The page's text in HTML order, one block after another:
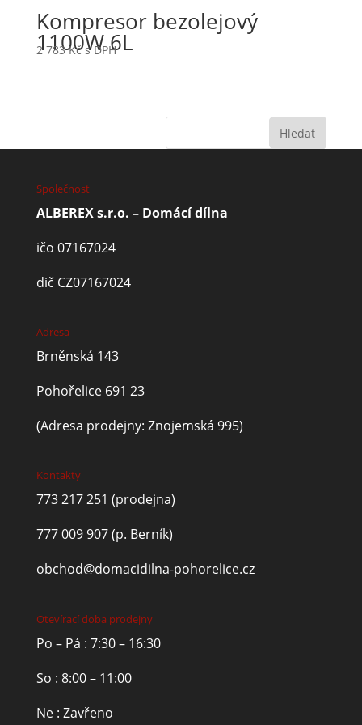
Kompresor bezolejový
1100W 6L
2 783Kč s DPH
Společnost
ALBEREX s.r.o. – Domácí dílna
ičo 07167024
dič CZ07167024
Adresa
Brněnská 143
Pohořelice 691 23
(Adresa prodejny: Znojemská 995)
Kontakty
773 217 251 (prodejna)
777 009 907(p. Berník)
obchod@domacidilna-pohorelice.cz
Otevírací doba prodejny
Po – Pá : 7:30 – 16:30
So : 8:00 – 11:00
Ne : Zavřeno